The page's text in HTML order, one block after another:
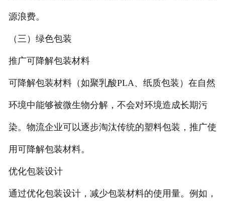
源浪费。
（三）绿色包装
推广可降解包装材料
可降解包装材料（如聚乳酸PLA、纸质包装）在自然
环境中能够被微生物分解，不会对环境造成长期污
染。物流企业可以逐步淘汰传统的塑料包装，推广使
用可降解包装材料。
优化包装设计
通过优化包装设计，减少包装材料的使用量。例如，